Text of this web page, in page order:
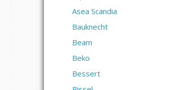
Asea Scandia
Bauknecht
Beam
Beko
Bessert